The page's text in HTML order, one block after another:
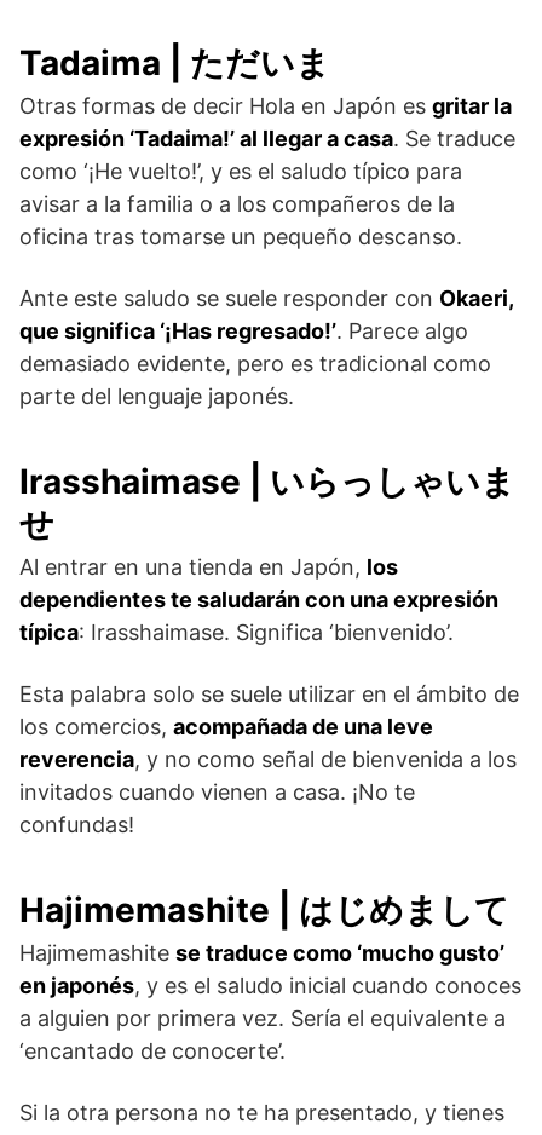
Tadaima | ただいま
Otras formas de decir Hola en Japón es gritar la
expresión ‘Tadaima!’ al llegar a casa. Se traduce
como ‘¡He vuelto!’, y es el saludo típico para
avisar a la familia o a los compañeros de la
oficina tras tomarse un pequeño descanso.
Ante este saludo se suele responder con Okaeri,
que significa ‘¡Has regresado!’. Parece algo
demasiado evidente, pero es tradicional como
parte del lenguaje japonés.
Irasshaimase | いらっしゃいま
せ
Al entrar en una tienda en Japón, los
dependientes te saludarán con una expresión
típica: Irasshaimase. Significa ‘bienvenido’.
Esta palabra solo se suele utilizar en el ámbito de
los comercios, acompañada de una leve
reverencia, y no como señal de bienvenida a los
invitados cuando vienen a casa. ¡No te
confundas!
Hajimemashite | はじめまして
Hajimemashite se traduce como ‘mucho gusto’
en japonés, y es el saludo inicial cuando conoces
a alguien por primera vez. Sería el equivalente a
‘encantado de conocerte’.
Si la otra persona no te ha presentado, y tienes